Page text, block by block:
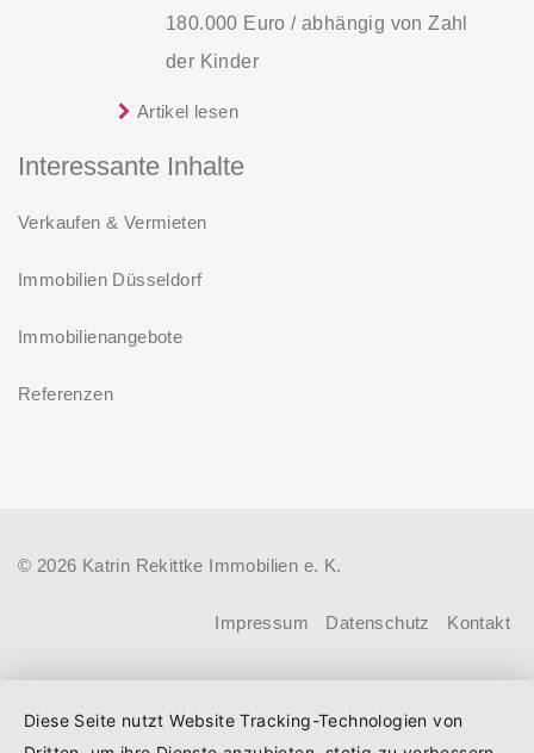
180.000 Euro / abhängig von Zahl
der Kinder
0,53 Prozent effektiv bei 35 Jahren
Laufzeit und 10 Jahren
Antragstellende verpflichten sich
zu energetischer Sanierung binnen
Die KfW und der Bund verbessern
weiter die Förderung für Familien mit
Förderprodukt „Wohneigentum für
Familien – Bestandserwerb / „Jung kauft
mittlerem Einkommen, die eine
beantragen. Für Familien mit einem
Kind steigt der Förderhöchstbetrag von
Euro (vorher: 125.000 Euro) und für
Artikel lesen
Interessante Inhalte
Verkaufen & Vermieten
Immobilien Düsseldorf
Immobilienangebote
Referenzen
© 2026 Katrin Rekittke Immobilien e. K.
Impressum Datenschutz Kontakt
Diese Seite nutzt Website Tracking-Technologien von